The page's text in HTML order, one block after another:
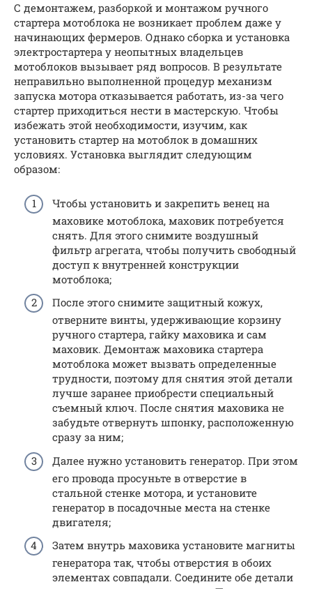
С демонтажем, разборкой и монтажом ручного
стартера мотоблока не возникает проблем даже у
начинающих фермеров. Однако сборка и установка
электростартера у неопытных владельцев
мотоблоков вызывает ряд вопросов. В результате
неправильно выполненной процедур механизм
запуска мотора отказывается работать, из-за чего
стартер приходиться нести в мастерскую. Чтобы
избежать этой необходимости, изучим, как
установить стартер на мотоблок в домашних
условиях. Установка выглядит следующим
образом:
Чтобы установить и закрепить венец на
маховике мотоблока, маховик потребуется
снять. Для этого снимите воздушный
фильтр агрегата, чтобы получить свободный
доступ к внутренней конструкции
мотоблока;
После этого снимите защитный кожух,
отверните винты, удерживающие корзину
ручного стартера, гайку маховика и сам
маховик. Демонтаж маховика стартера
мотоблока может вызвать определенные
трудности, поэтому для снятия этой детали
лучше заранее приобрести специальный
съемный ключ. После снятия маховика не
забудьте отвернуть шпонку, расположенную
сразу за ним;
Далее нужно установить генератор. При этом
его провода просуньте в отверстие в
стальной стенке мотора, и установите
генератор в посадочные места на стенке
двигателя;
Затем внутрь маховика установите магниты
генератора так, чтобы отверстия в обоих
элементах совпадали. Соедините обе детали